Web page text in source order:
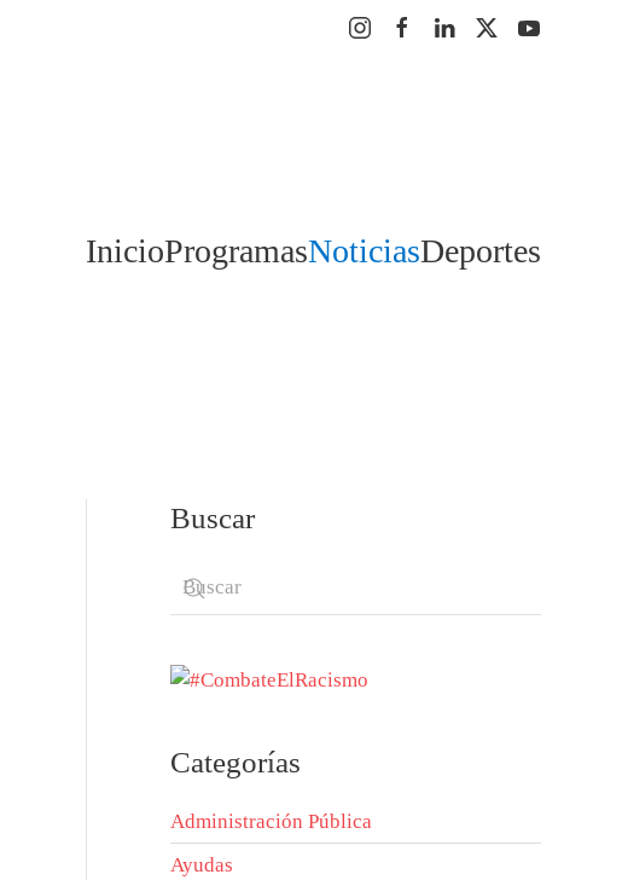
InicioProgramasNoticiasDeportes
Buscar
Categorías
Administración Pública
Ayudas